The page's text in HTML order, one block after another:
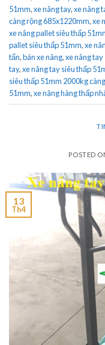
51mm,xe nâng tay,xe nâng
càng rộng 685x1220mm,xe
xe nâng pallet siêu thấp
pallet siêu thấp 51mm,xe
tấn,bán xe nâng,xe nâng
tay,xe nâng tay siêu thấp
siêu thấp 51mm 2000kg
51mm,xe nâng hàng thấp
POSTED
13
Th4